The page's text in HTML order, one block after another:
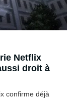
Netflix
droit à
confirme déjà